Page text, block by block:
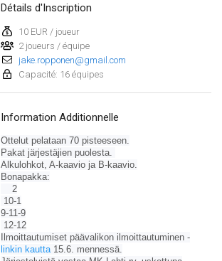
Détails d'Inscription
10 EUR / joueur
2 joueurs / équipe
jake.ropponen@gmail.com
Capacité: 16 équipes
Information Additionnelle
Ottelut pelataan 70 pisteeseen.
Pakat järjestäjien puolesta.
Alkulohkot, A-kaavio ja B-kaavio.
Bonapakka:
2
10-1
9-11-9
12-12
Ilmoittautumiset päävalikon ilmoittautuminen -
linkin kautta 15.6. mennessä.
25 janv. 2020|France
Open de l'Ourse
Möl'Krêpes
1 févr. 2020
Liekki Cup
1 févr. 2020 |Finlande